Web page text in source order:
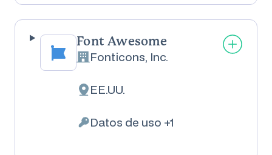
Font Awesome
Empresa:
Fonticons, Inc.
Lugar de tratamiento:
EE.UU.
Datos Personales tratados:
Datos de uso +1